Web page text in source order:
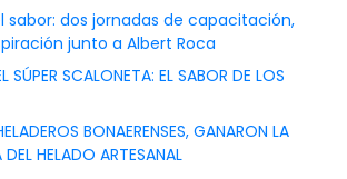
sabor: dos jornadas de capacitación,
junto a Albert Roca
SÚPER SCALONETA: EL SABOR DE LOS
BONAERENSES, GANARON LA
HELADO ARTESANAL